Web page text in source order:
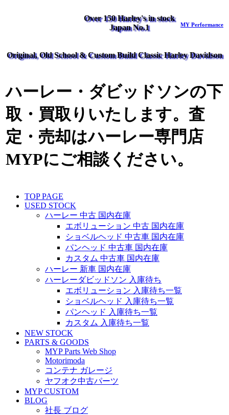
Over 150 Harley's in stock
Japan No.1
MY Performance
Original, Old School & Custom Build Classic Harley Davidson
ハーレー・ダビッドソンの下
取・買取りいたします。査
定・売却はハーレー専門店
MYPにご相談ください。
TOP PAGE
USED STOCK
ハーレー 中古 国内在庫
エボリューション 中古 国内在庫
ショベルヘッド 中古車 国内在庫
パンヘッド 中古車 国内在庫
カスタム 中古車 国内在庫
ハーレー 新車 国内在庫
ハーレーダビッドソン 入庫待ち
エボリューション 入庫待ち一覧
ショベルヘッド 入庫待ち一覧
パンヘッド 入庫待ち一覧
カスタム 入庫待ち一覧
NEW STOCK
PARTS & GOODS
MYP Parts Web Shop
Motorimoda
コンテナ ガレージ
ヤフオク中古パーツ
MYP CUSTOM
BLOG
社長 ブログ